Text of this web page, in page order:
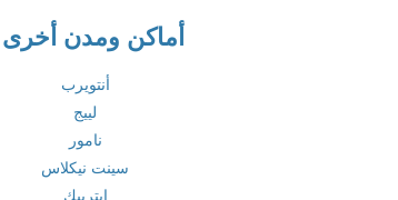
أماكن ومدن أخرى
أنتويرب
لييج
نامور
سينت نيكلاس
إيتربيك